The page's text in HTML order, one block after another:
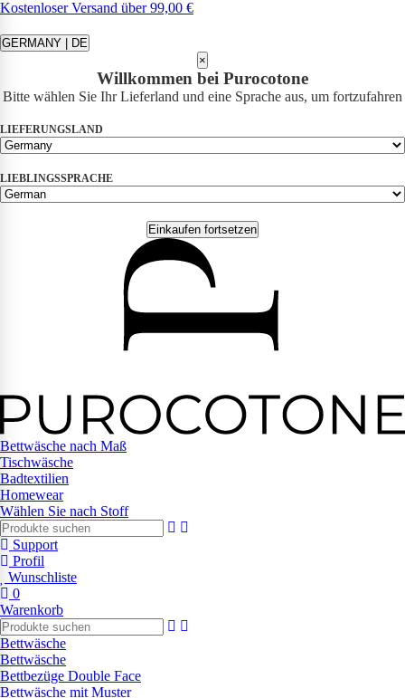
Kostenloser Versand über 99,00 €
GERMANY | DE
×
Willkommen bei Purocotone
Bitte wählen Sie Ihr Lieferland und eine Sprache aus, um fortzufahren
LIEFERUNGSLAND
LIEBLINGSSPRACHE
Einkaufen fortsetzen
Bettwäsche nach Maß
Tischwäsche
Badtextilien
Homewear
Wählen Sie nach Stoff
Support
Profil
Wunschliste
0
Warenkorb
Bettwäsche
Bettwäsche
Bettbezüge Double Face
Bettwäsche mit Muster